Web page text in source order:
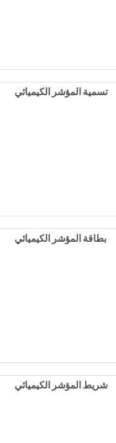
تسمية المؤشر الكيميائي
بطاقة المؤشر الكيميائي
شريط المؤشر الكيميائي